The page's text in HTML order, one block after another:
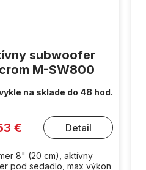
subwoofer
M-SW800
na sklade do 48 hod.
€ Detail
8" (20 cm), aktívny
pod sedadlo, max výkon